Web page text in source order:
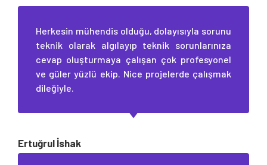
Herkesin mühendis olduğu, dolayısıyla sorunu
teknik olarak algılayıp teknik sorunlarınıza
cevap oluşturmaya çalışan çok profesyonel
ve güler yüzlü ekip. Nice projelerde çalışmak
dileğiyle.
Ertuğrul İshak